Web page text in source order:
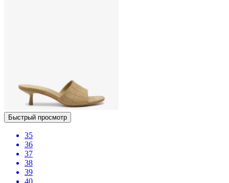
Быстрый просмотр
35
36
37
38
39
40